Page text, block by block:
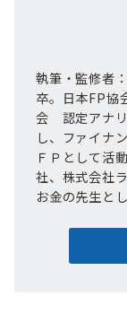
執筆・監修者
卒。日本FP協
会 認定アナリ
し、ファイナ
ＦＰとして活
社、株式会社
お金の先生と